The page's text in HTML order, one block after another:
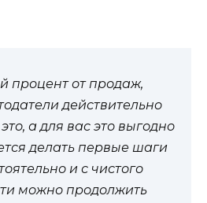
процент от продаж,
действительно
а для вас это выгодно
делать первые шаги
и с чистого
можно продолжить